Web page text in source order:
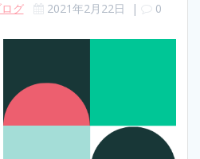
グ 2021年2月22日 | 0